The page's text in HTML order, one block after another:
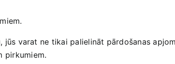
, jūs varat ne tikai palielināt pārdošanas
pirkumiem.